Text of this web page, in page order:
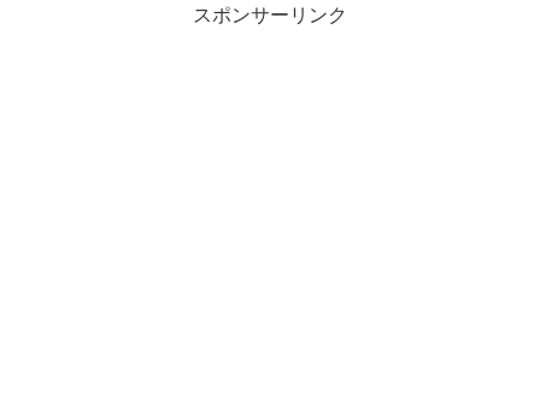
スポンサーリンク